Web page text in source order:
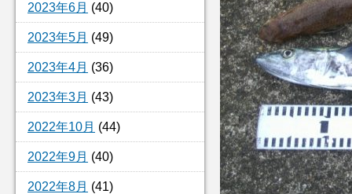
2023年6月 (40)
2023年5月 (49)
2023年4月 (36)
2023年3月 (43)
2022年10月 (44)
2022年9月 (40)
2022年8月 (41)